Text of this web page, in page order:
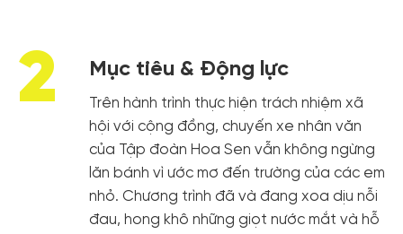
2 Mục tiêu & Động lực
Trên hành trình thực hiện trách nhiệm xã
hội với cộng đồng, chuyến xe nhân văn
của Tập đoàn Hoa Sen vẫn không ngừng
lăn bánh vì ước mơ đến trường của các em
nhỏ. Chương trình đã và đang xoa dịu nỗi
đau, hong khô những giọt nước mắt và hỗ